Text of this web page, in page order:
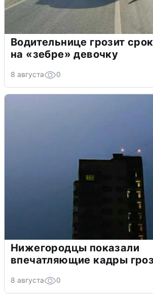
Водительнице грозит
на «зебре» девочку
8 августа 0
Нижегородцы показали
впечатляющие кадры
8 августа 0